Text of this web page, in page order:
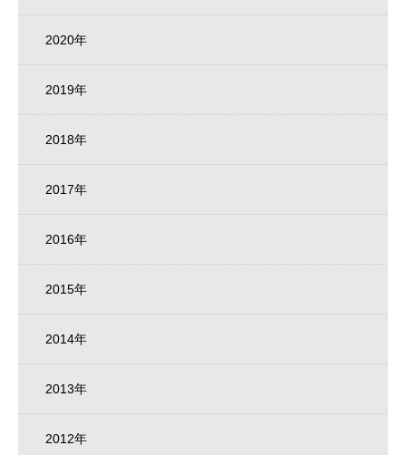
2020年
2019年
2018年
2017年
2016年
2015年
2014年
2013年
2012年